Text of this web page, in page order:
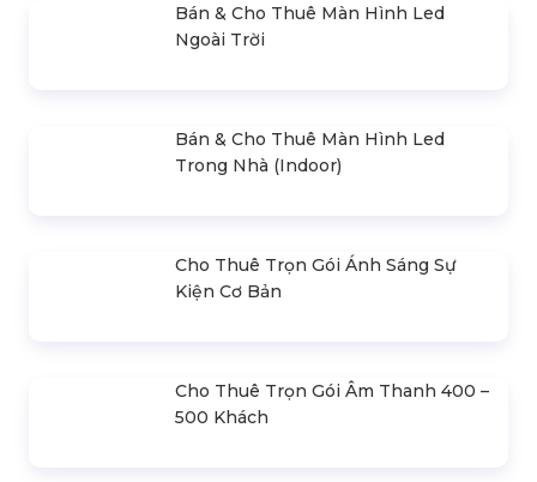
Bán & Cho Thuê Màn Hình Led
Ngoài Trời
Bán & Cho Thuê Màn Hình Led
Trong Nhà (Indoor)
Cho Thuê Trọn Gói Ánh Sáng Sự
Kiện Cơ Bản
Cho Thuê Trọn Gói Âm Thanh 400 –
500 Khách